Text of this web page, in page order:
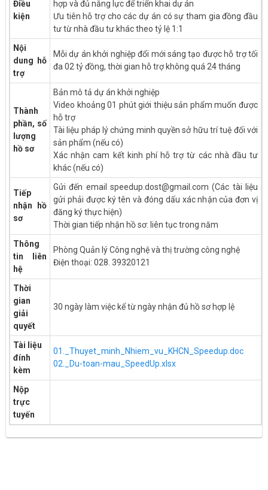
Điều
kiện
hợp và đủ năng lực để triển khai dự án
Ưu tiên hỗ trợ cho các dự án có sự tham gia đồng đầu
tư từ nhà đầu tư khác theo tỷ lệ 1:1
Nội
dung hỗ
trợ
Mỗi dự án khởi nghiệp đổi mới sáng tạo được hỗ trợ tối
đa 02 tỷ đồng, thời gian hỗ trợ không quá 24 tháng
Thành
phần, số
lượng
hồ sơ
Bản mô tả dự án khởi nghiệp
Video khoảng 01 phút giới thiệu sản phẩm muốn được
hỗ trợ
Tài liệu pháp lý chứng minh quyền sở hữu trí tuệ đối với
sản phẩm (nếu có)
Xác nhận cam kết kinh phí hỗ trợ từ các nhà đầu tư
khác (nếu có)
Tiếp
nhận hồ
sơ
Gửi đến email speedup.dost@gmail.com (Các tài liệu
gửi phải được ký tên và đóng dấu xác nhận của đơn vị
đăng ký thực hiện)
Thời gian tiếp nhận hồ sơ: liên tục trong năm
Thông
tin liên
hệ
Phòng Quản lý Công nghệ và thị trường công nghệ
Điện thoại: 028. 39320121
Thời
gian
giải
quyết
30 ngày làm việc kể từ ngày nhận đủ hồ sơ hợp lệ
Tài liệu
đính
kèm
01._Thuyet_minh_Nhiem_vu_KHCN_Speedup.doc
02._Du-toan-mau_SpeedUp.xlsx
Nộp
trực
tuyến